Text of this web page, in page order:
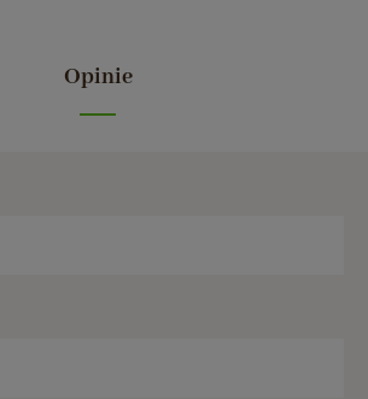
Opinie